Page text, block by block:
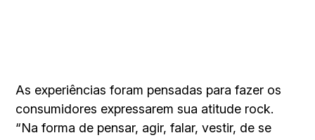
As experiências foram pensadas para fazer os
consumidores expressarem sua atitude rock.
“Na forma de pensar, agir, falar, vestir, de se